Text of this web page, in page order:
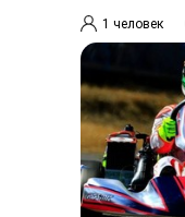
1 человек